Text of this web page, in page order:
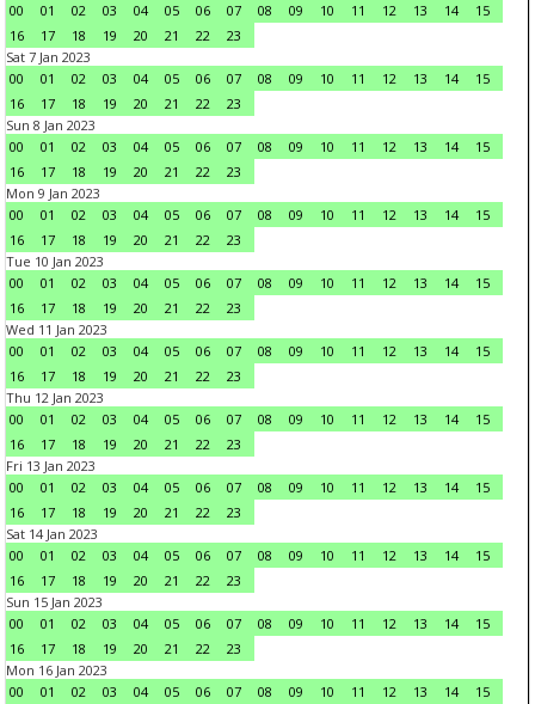
00
01 02 03 04 05 06 07 08 09 10 11 12 13 14
15
16
17 18 19 20 21 22
23
Sat 7 Jan 2023
00
01 02 03 04 05 06 07 08 09 10 11 12 13 14
15
16
17 18 19 20 21 22
23
Sun 8 Jan 2023
00
01 02 03 04 05 06 07 08 09 10 11 12 13 14
15
16
17 18 19 20 21 22
23
Mon 9 Jan 2023
00
01 02 03 04 05 06 07 08 09 10 11 12 13 14
15
16
17 18 19 20 21 22
23
Tue 10 Jan 2023
00
01 02 03 04 05 06 07 08 09 10 11 12 13 14
15
16
17 18 19 20 21 22
23
Wed 11 Jan 2023
00
01 02 03 04 05 06 07 08 09 10 11 12 13 14
15
16
17 18 19 20 21 22
23
Thu 12 Jan 2023
00
01 02 03 04 05 06 07 08 09 10 11 12 13 14
15
16
17 18 19 20 21 22
23
Fri 13 Jan 2023
00
01 02 03 04 05 06 07 08 09 10 11 12 13 14
15
16
17 18 19 20 21 22
23
Sat 14 Jan 2023
00
01 02 03 04 05 06 07 08 09 10 11 12 13 14
15
16
17 18 19 20 21 22
23
Sun 15 Jan 2023
00
01 02 03 04 05 06 07 08 09 10 11 12 13 14
15
16
17 18 19 20 21 22
23
Mon 16 Jan 2023
00
01 02 03 04 05 06 07 08 09 10 11 12 13 14 15